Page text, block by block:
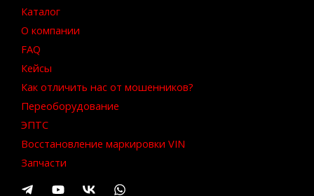
Каталог
О компании
FAQ
Кейсы
Как отличить нас от мошенников?
Переоборудование
ЭПТС
Восстановление маркировки VIN
Запчасти